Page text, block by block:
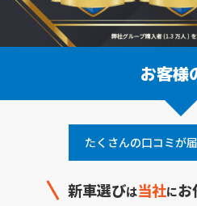
お客様
たくさんの口コミが
新車選びは当社にお